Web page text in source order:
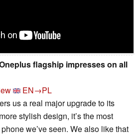
flagship impresses on all
EN→PL
us a real major upgrade to its
stylish design, it’s the most
we’ve seen. We also like that